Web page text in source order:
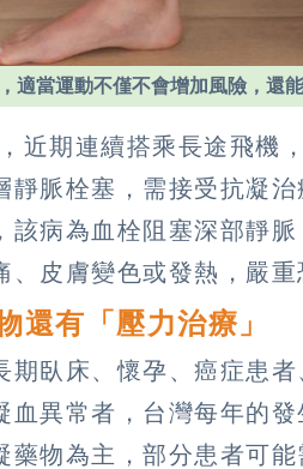
當運動不僅不會增加風險，還能
近期連續搭乘長途飛機
靜脈栓塞，需接受抗凝
病為血栓阻塞深部靜
皮膚變色或發熱，嚴重
有「壓力治療」
臥床、懷孕、癌症患
異常者，台灣每年的發
物為主，部分患者可